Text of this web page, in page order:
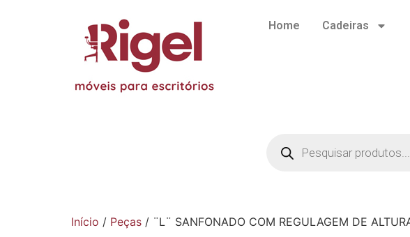
Home Cadeiras
Início / Peças / ¨L¨ SANFONADO COM REGULAGEM DE